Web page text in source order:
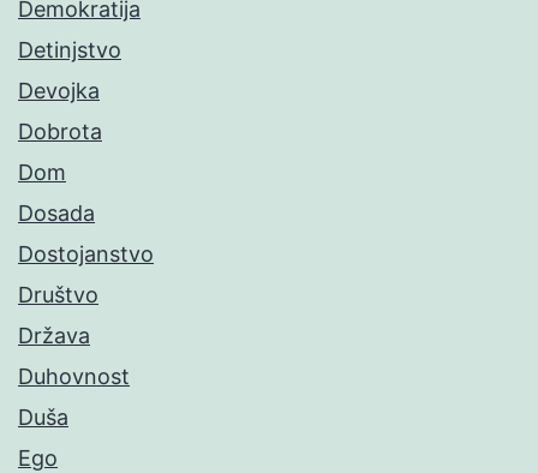
Demokratija
Detinjstvo
Devojka
Dobrota
Dom
Dosada
Dostojanstvo
Društvo
Država
Duhovnost
Duša
Ego